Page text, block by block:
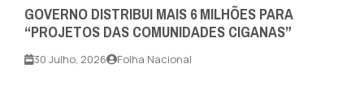
GOVERNO DISTRIBUI MAIS 6 MILHÕES PARA
“PROJETOS DAS COMUNIDADES CIGANAS”
30 Julho, 2026 Folha Nacional